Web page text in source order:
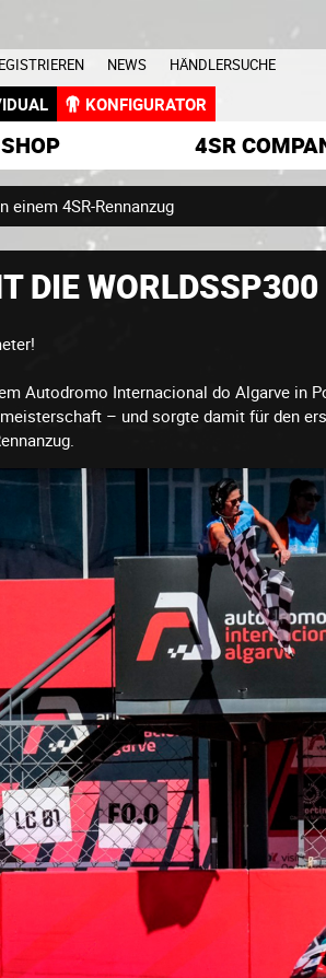
NEWS HÄNDLERSUCHE
KONFIGURATOR
4SR
einem 4SR-Rennanzug
DIE
Autodromo Internacional do Algarve in
– und sorgte damit für den